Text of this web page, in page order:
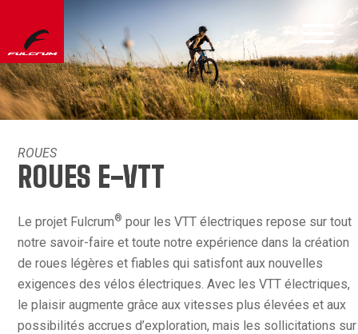
ROUES
ROUES E-VTT
Le projet Fulcrum® pour les VTT électriques repose sur tout
notre savoir-faire et toute notre expérience dans la création
de roues légères et fiables qui satisfont aux nouvelles
exigences des vélos électriques. Avec les VTT électriques,
le plaisir augmente grâce aux vitesses plus élevées et aux
possibilités accrues d’exploration, mais les sollicitations sur